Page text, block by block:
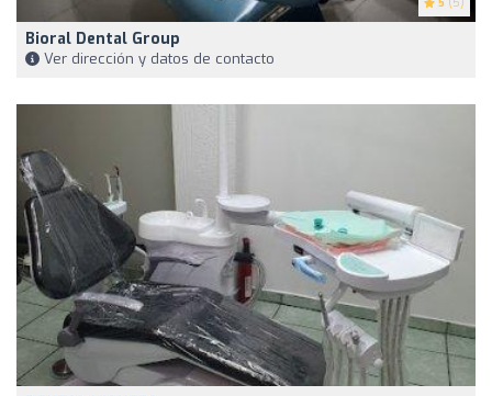
5 (5)
Bioral Dental Group
Ver dirección y datos de contacto